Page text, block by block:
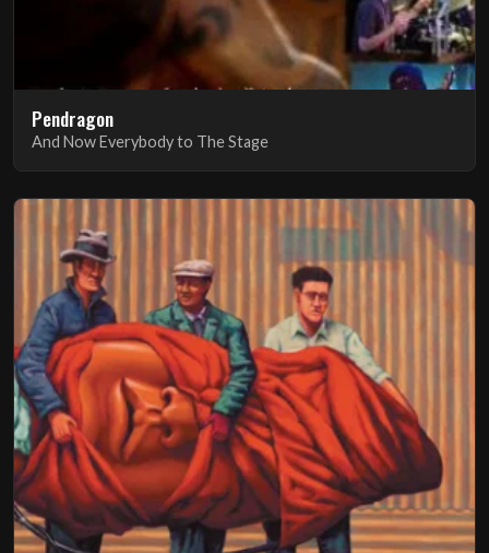
Pendragon
And Now Everybody to The Stage